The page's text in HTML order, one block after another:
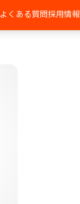
よくある質問採用情報